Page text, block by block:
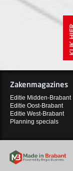
Zakenmagazines
Editie Midden-Brabant
Editie Oost-Brabant
Editie West-Brabant
Planning specials